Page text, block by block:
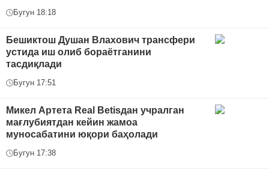
Бугун 18:18
Бешиктош Душан Влахович трансфери
устида иш олиб бораётганини
тасдиқлади
Бугун 17:51
Микел Артета Real Betisдан учралган
мағлубиятдан кейин жамоа
муносабатини юқори баҳолади
Бугун 17:38